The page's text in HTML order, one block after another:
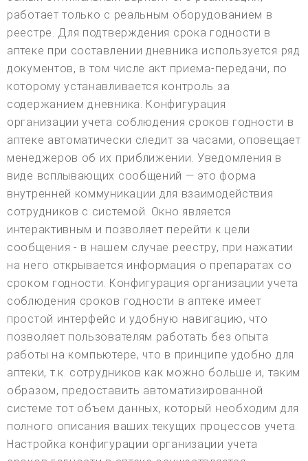
работает только с реальным оборудованием в
реестре. Для подтверждения срока годности в
аптеке при составлении дневника используется ряд
документов, в том числе акт приема-передачи, по
которому устанавливается контроль за
содержанием дневника. Конфигурация
организации учета соблюдения сроков годности в
аптеке автоматически следит за часами, оповещает
менеджеров об их приближении. Уведомления в
виде всплывающих сообщений — это форма
внутренней коммуникации для взаимодействия
сотрудников с системой. Окно является
интерактивным и позволяет перейти к цели
сообщения - в нашем случае реестру, при нажатии
на него открывается информация о препаратах со
сроком годности. Конфигурация организации учета
соблюдения сроков годности в аптеке имеет
простой интерфейс и удобную навигацию, что
позволяет пользователям работать без опыта
работы на компьютере, что в принципе удобно для
аптеки, т.к. сотрудников как можно больше и, таким
образом, предоставить автоматизированной
системе тот объем данных, который необходим для
полного описания ваших текущих процессов учета.
Настройка конфигурации организации учета